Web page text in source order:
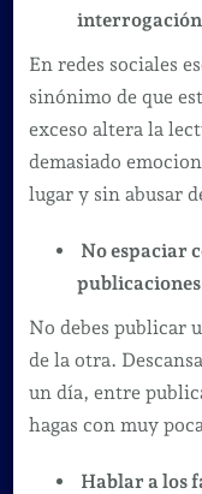
En redes sociales
sinónimo de que
exceso altera la
demasiado
lugar y sin abusar
No espaciar
publicaciones
No debes publicar
de la otra.
un día, entre
hagas con muy
Hablar a los